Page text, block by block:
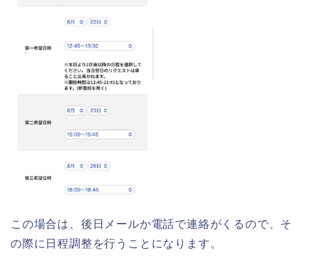
この場合は、後日メールか電話で連絡がくるので、そ
の際に日程調整を行うことになります。